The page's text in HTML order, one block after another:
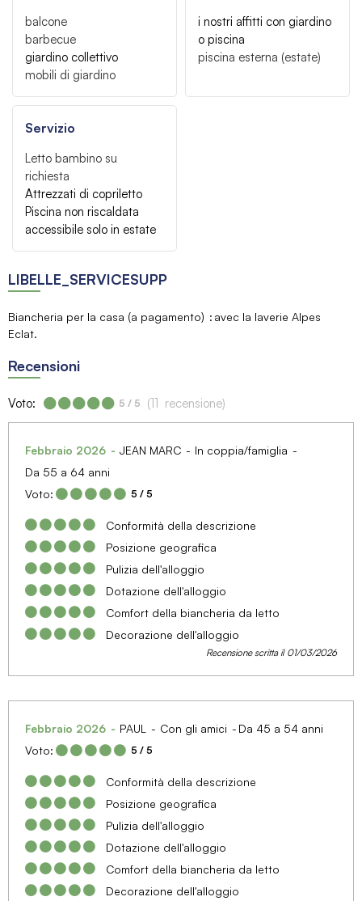
balcone
barbecue
giardino collettivo
mobili di giardino
i nostri affitti con giardino
o piscina
piscina esterna (estate)
Servizio
Letto bambino su
richiesta
Attrezzati di copriletto
Piscina non riscaldata
accessibile solo in estate
LIBELLE_SERVICESUPP
Biancheria per la casa (a pagamento)
avec la laverie Alpes
Eclat
Recensioni
Voto: 5 / 5 (11 recensione)
Febbraio 2026 JEAN MARC
In coppia/famiglia
Da 55 a 64 anni
Voto:
5 / 5
Conformità della descrizione
Posizione geografica
Pulizia dell'alloggio
Dotazione dell'alloggio
Comfort della biancheria da letto
Decorazione dell'alloggio
Recensione scritta il 01/03/2026
Febbraio 2026 PAUL Con gli amici
Da 45 a 54 anni
Voto:
5 / 5
Conformità della descrizione
Posizione geografica
Pulizia dell'alloggio
Dotazione dell'alloggio
Comfort della biancheria da letto
Decorazione dell'alloggio